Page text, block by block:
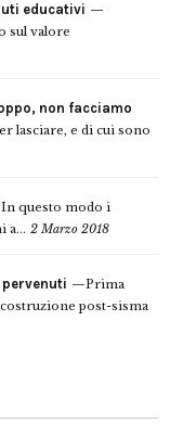
educativi
sul valore
non facciamo
lasciare, e di cui sono
In questo modo i
a... 2 Marzo 2018
Prima
post-sisma